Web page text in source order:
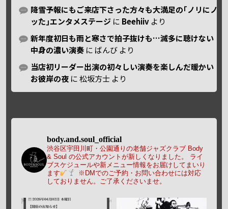
降雪予報にもご来店下さった方々も大満足の｢ノリにノ
ッた｣エンタメステージ に Beehiiv より
新年度初日も雨と寒さで拍子抜けも…滅多に聴けない
中身の濃い演奏 に ばんび より
当店初リーダー出演の初々しい演奏を楽しんだ暖かい
お彼岸の夜 に松坂方士 より
body.and.soul_official
渋谷区宇田川町・公園通りの老舗ジャズクラブ Body
& Soul の公式アカウントが新しくなりました。
ライ
ブスケジュールや新メニュー情報をお届けしてまいり
ます
※DMでのご予約・お問い合わせには対応
しておりません。ご了承くださいませ。